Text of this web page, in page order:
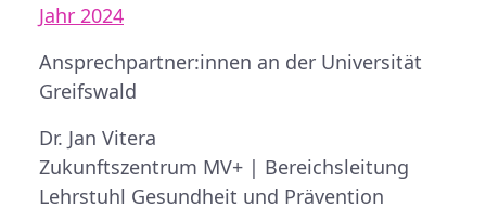
Jahr 2024
Ansprechpartner:innen an der Universität
Greifswald
Dr. Jan Vitera
Zukunftszentrum MV+ | Bereichsleitung
Lehrstuhl Gesundheit und Prävention